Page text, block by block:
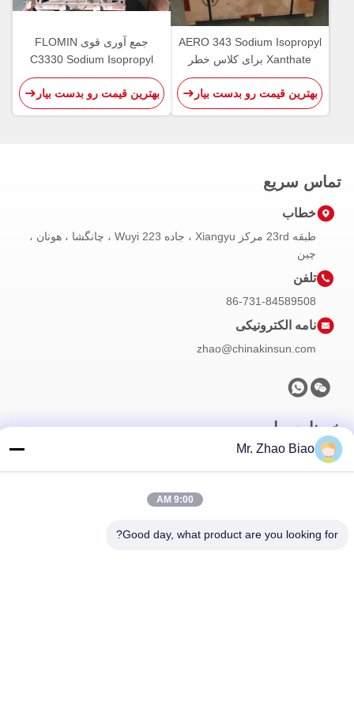
AERO 343 Sodium Isopropyl
Xanthate برای کلاس خطر
مس 4.2
بهترین قیمت رو بدست بیار
جمع آوری قوی FLOMIN
C3330 Sodium Isopropyl
Xanthate UN 3342
بهترین قیمت رو بدست بیار
تماس سریع
خطاب
طبقه 23rd مرکز Xiangyu ، جاده 223 Wuyi ، چانگشا ، هونان ،
چین
تلفن
86-731-84589508
نامه الکترونیکی
zhao@chinakinsun.com
خبرنامه ما
برای دریافت تخفیف و موارد بیشتر در خبرنامه ما مشترک شوید.
Mr. Zhao Biao
9:00 AM
Good day, what product are you looking for?